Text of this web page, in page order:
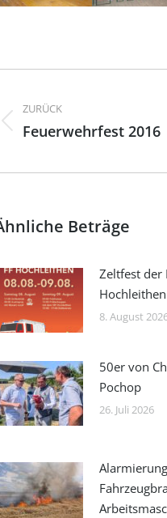
ZURÜCK
Vorheriger
Feuerwehrfest 2016
Beträge
Zeltfest der
Hochleithen
8. August
50er von
Pochop
26. Juli 2026